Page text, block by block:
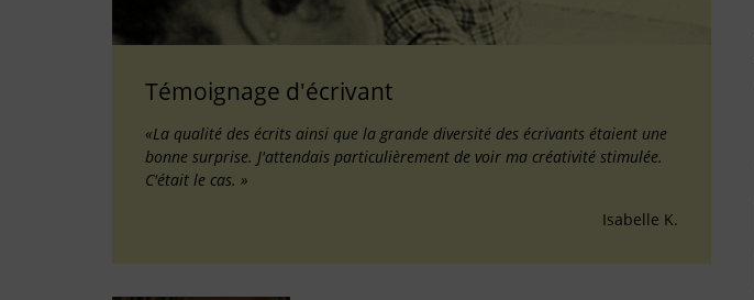
Témoignage d'écrivant
«La qualité des écrits ainsi que la grande diversité des écrivants étaient une
bonne surprise. J'attendais particulièrement de voir ma créativité stimulée.
C'était le cas. »
Isabelle K.